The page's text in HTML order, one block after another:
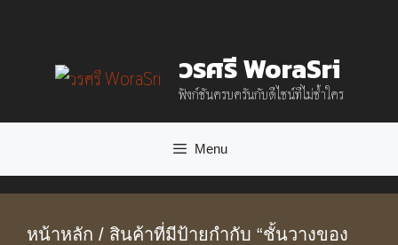
content
วรศรี WoraSri
ฟังก์ชันครบครันกับดีไซน์ที่ไม่ซ้ำใคร
Menu
หน้าหลัก / สินค้าที่มีป้ายกำกับ “ชั้นวางของ